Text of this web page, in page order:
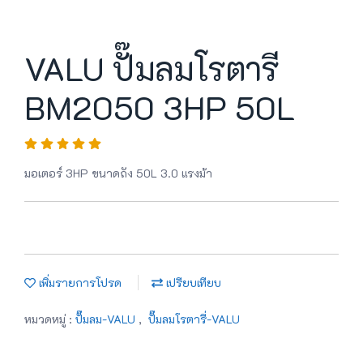
VALU ปั๊มลมโรตารี
BM2050 3HP 50L
มอเตอร์ 3HP ขนาดถัง 50L 3.0 แรงม้า
เพิ่มรายการโปรด เปรียบเทียบ
หมวดหมู่ : ปั๊มลม-VALU , ปั๊มลมโรตารี่-VALU